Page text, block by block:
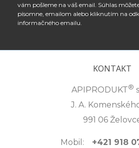
vám pošleme na váš email. Súhlas
písomne, emailom alebo kliknutím na
informačného emailu.
KONTAKT
APIPRODUKT®
J. A.
991 06
Mobil: +421 918